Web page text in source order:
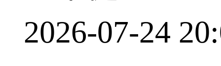
2026-07-24